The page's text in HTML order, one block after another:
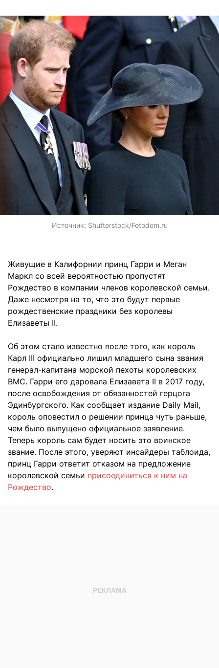
Источник: Shutterstock/Fotodom.ru
Живущие в Калифорнии принц Гарри и Меган
Маркл со всей вероятностью пропустят
Рождество в компании членов королевской семьи.
Даже несмотря на то, что это будут первые
рождественские праздники без королевы
Елизаветы II.
Об этом стало известно после того, как король
Карл III официально лишил младшего сына звания
генерал-капитана морской пехоты королевских
ВМС. Гарри его даровала Елизавета II в 2017 году,
после освобождения от обязанностей герцога
Эдинбургского. Как сообщает издание Daily Mail,
король оповестил о решении принца чуть раньше,
чем было выпущено официальное заявление.
Теперь король сам будет носить это воинское
звание. После этого, уверяют инсайдеры таблоида,
принц Гарри ответит отказом на предложение
королевской семьи присоединиться к ним на
Рождество.